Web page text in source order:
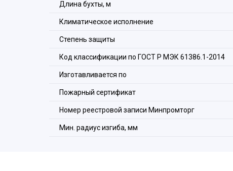
Длина бухты, м
Климатическое исполнение
Степень защиты
Код классификации по ГОСТ Р МЭК 61386.1-2014
Изготавливается по
Пожарный сертификат
Номер реестровой записи Минпромторг
Мин. радиус изгиба, мм